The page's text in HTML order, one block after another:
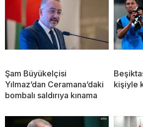
Şam Büyükelçisi
Yılmaz’dan Ceramana’daki
bombalı saldırıya kınama
kişiyle